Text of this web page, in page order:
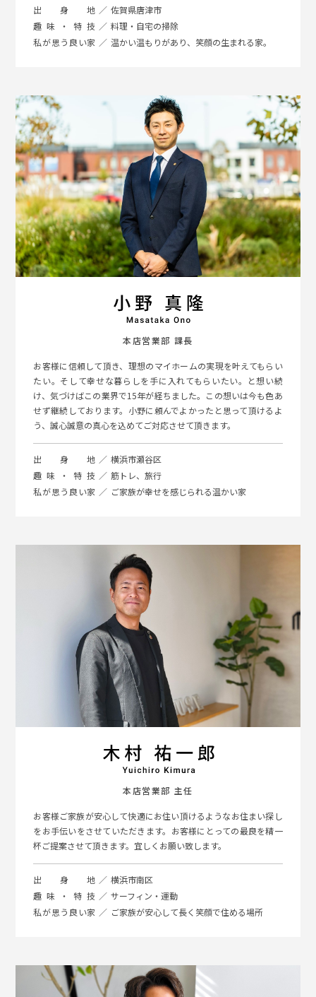
出身地
佐賀県唐津市
趣味・特技
料理・自宅の掃除
私が思う良い家
温かい温もりがあり、笑顔の生まれる家。
本店営業部 課長
お客様に信頼して頂き、理想のマイホームの実現を叶えてもらい
たい。そして幸せな暮らしを手に入れてもらいたい。と想い続
け、気づけばこの業界で15年が経ちました。この想いは今も色あ
せず継続しております。小野に頼んでよかったと思って頂けるよ
う、誠心誠意の真心を込めてご対応させて頂きます。
出身地
横浜市瀬谷区
趣味・特技
筋トレ、旅行
私が思う良い家
ご家族が幸せを感じられる温かい家
本店営業部 主任
お客様ご家族が安心して快適にお住い頂けるようなお住まい探し
をお手伝いをさせていただきます。お客様にとっての最良を精一
杯ご提案させて頂きます。宜しくお願い致します。
出身地
横浜市南区
趣味・特技
サーフィン・運動
私が思う良い家
ご家族が安心して長く笑顔で住める場所